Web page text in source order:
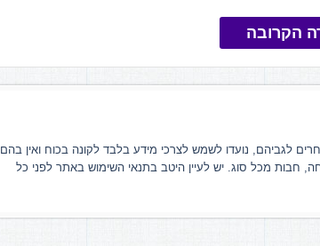
הקרובה
לגביהם, נועדו לשמש לצרכי מידע בלבד לקונה בכוח ואין בהם
חבות מכל סוג. יש לעיין היטב בתנאי השימוש באתר לפני כל